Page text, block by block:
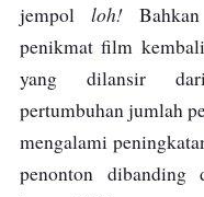
jempol loh!Bahkan
penikmat film
yang dilansir
pertumbuhan jumlah
mengalami
penonton dibanding